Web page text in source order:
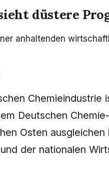
düstere
anhaltenden
Deutschen
Osten
der nationalen